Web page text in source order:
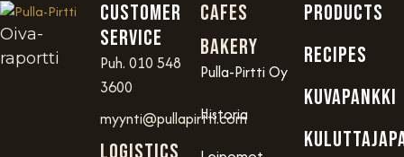
Oiva-
raportti
Customer
service
Puh. 010 548
3600
myynti@pullapirtti.com
Cafes
Bakery
Pulla-Pirtti Oy
Historia
PRODUCTS
RECIPES
KUVAPANKKI